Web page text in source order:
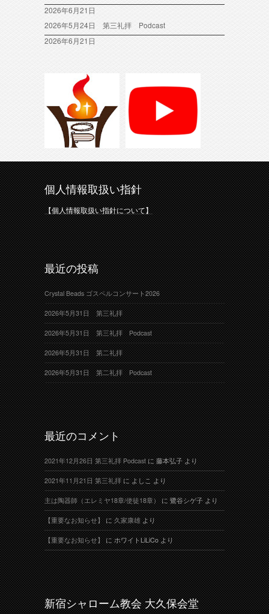
2026年6月21日
2026年5月24日 第三礼拝 Podcast
2026年6月21日
個人情報取扱い指針
【個人情報取扱い指針について】
最近の投稿
Crystal Beads ゴスペルコンサート2026
2026年5月31日 第三礼拝
2026年5月31日 第三礼拝 Podcast
2026年5月31日 第二礼拝
2026年5月31日 第二礼拝 Podcast
最近のコメント
2021年12月26日 第三礼拝 Podcastに藤本弘子より
2021年11月21日 第三礼拝によしこより
主は陶器師（エレミヤ18章/使徒18章）に鷺谷シゲ子より
【重要なお知らせ】に久家康雄より
【重要なお知らせ】にホワイトLiLiCoより
新宿シャローム教会 大久保会堂